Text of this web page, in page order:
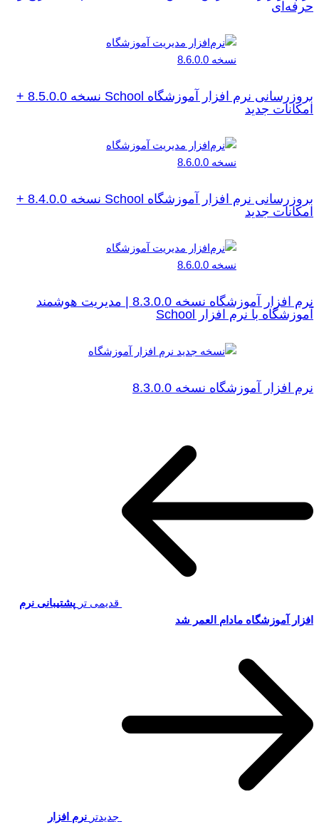
حرفه‌ای
بروزرسانی نرم افزار آموزشگاه School نسخه 8.5.0.0 +
امکانات جدید
بروزرسانی نرم افزار آموزشگاه School نسخه 8.4.0.0 +
امکانات جدید
نرم افزار آموزشگاه نسخه 8.3.0.0 | مدیریت هوشمند
آموزشگاه با نرم افزار School
نرم افزار آموزشگاه نسخه 8.3.0.0
قدیمی تر پشتیبانی نرم
افزار آموزشگاه مادام العمر شد
جدیدتر نرم افزار